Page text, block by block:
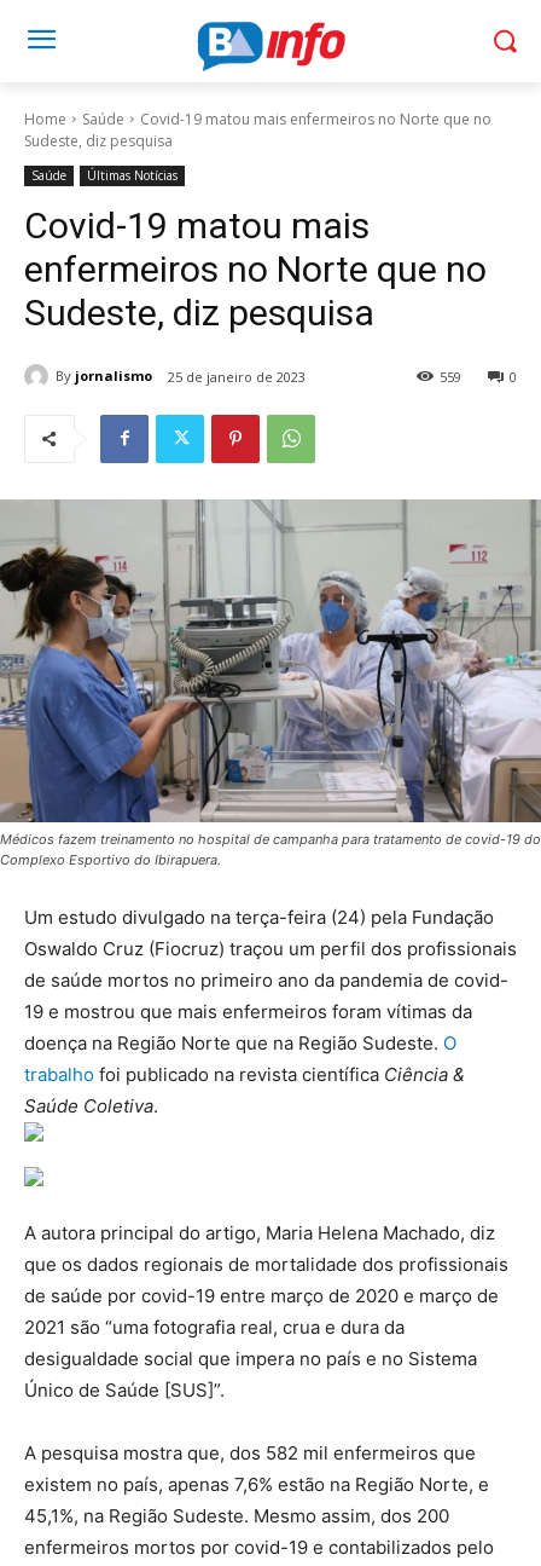
Home Saúde
Covid-19 matou mais enfermeiros no Norte que no
Sudeste, diz pesquisa
Saúde Últimas Notícias
Covid-19 matou mais
enfermeiros no Norte que no
Sudeste, diz pesquisa
By jornalismo 25 de janeiro de 2023 0
559
Médicos fazem treinamento no hospital de campanha para tratamento de covid-19 do
Complexo Esportivo do Ibirapuera.
Um estudo divulgado na terça-feira (24) pela Fundação
Oswaldo Cruz (Fiocruz) traçou um perfil dos profissionais
de saúde mortos no primeiro ano da pandemia de covid-
19 e mostrou que mais enfermeiros foram vítimas da
doença na Região Norte que na Região Sudeste. O
trabalho foi publicado na revista científica Ciência &
Saúde Coletiva.
A autora principal do artigo, Maria Helena Machado, diz
que os dados regionais de mortalidade dos profissionais
de saúde por covid-19 entre março de 2020 e março de
2021 são “uma fotografia real, crua e dura da
desigualdade social que impera no país e no Sistema
Único de Saúde [SUS]”.
A pesquisa mostra que, dos 582 mil enfermeiros que
existem no país, apenas 7,6% estão na Região Norte, e
45,1%, na Região Sudeste. Mesmo assim, dos 200
enfermeiros mortos por covid-19 e contabilizados pelo